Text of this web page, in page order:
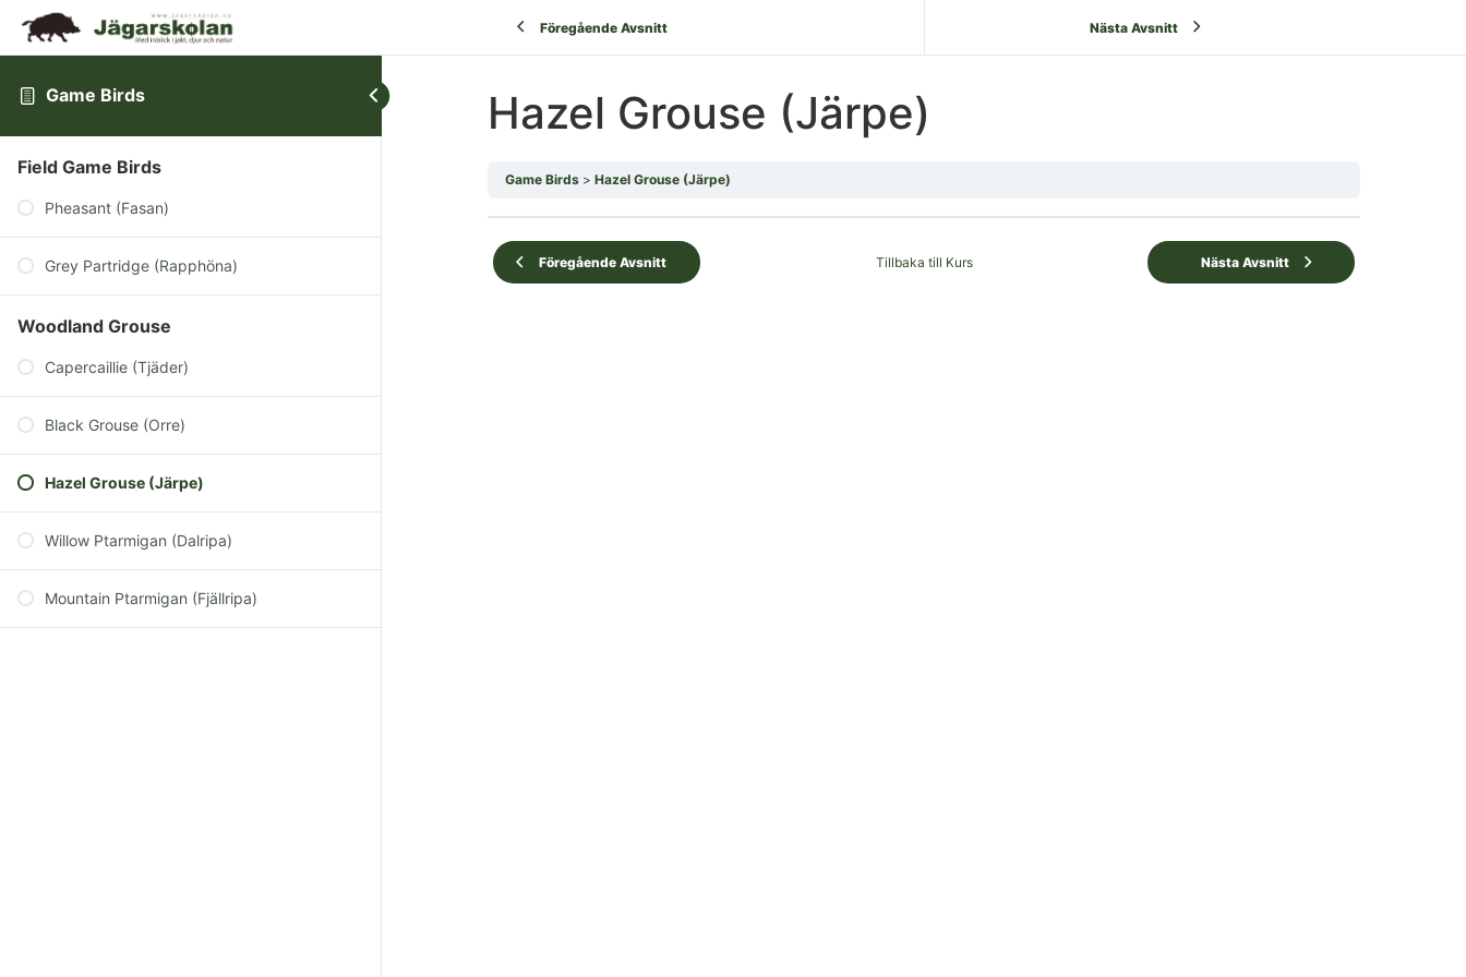
Game Birds
Field Game Birds
Pheasant (Fasan)
Grey Partridge (Rapphöna)
Woodland Grouse
Capercaillie (Tjäder)
Black Grouse (Orre)
Hazel Grouse (Järpe)
Willow Ptarmigan (Dalripa)
Mountain Ptarmigan (Fjällripa)
Föregående Avsnitt Nästa Avsnitt
Hazel Grouse (Järpe)
Game Birds Hazel Grouse (Järpe)
Föregående Avsnitt Tillbaka till Kurs Nästa Avsnitt